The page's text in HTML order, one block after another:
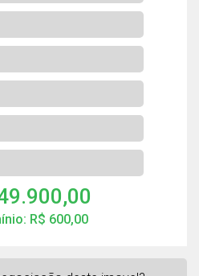
R$ 600,00